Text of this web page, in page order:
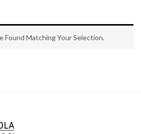
Found Matching Your Selection.